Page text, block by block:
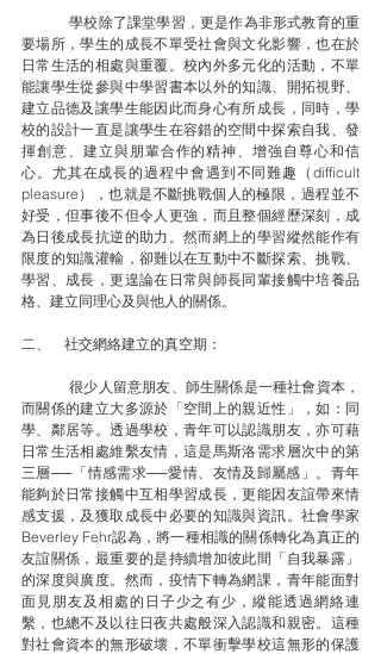
	學校除了課堂學習，更是作為非形式教育的重
要場所，學生的成長不單受社會與文化影響，也在於
日常生活的相處與重覆。校內外多元化的活動，不單
能讓學生從參與中學習書本以外的知識、開拓視野、
建立品德及讓學生能因此而身心有所成長，同時，學
校的設計一直是讓學生在容錯的空間中探索自我、發
揮創意、建立與朋輩合作的精神、增強自尊心和信
心。尤其在成長的過程中會遇到不同難趣（difficult
pleasure），也就是不斷挑戰個人的極限，過程並不
好受，但事後不但令人更強，而且整個經歷深刻，成
為日後成長抗逆的助力。然而網上的學習縱然能作有
限度的知識灌輸，卻難以在互動中不斷探索、挑戰、
學習、成長，更遑論在日常與師長同輩接觸中培養品
格、建立同理心及與他人的關係。
二、    社交網絡建立的真空期：
	很少人留意朋友、師生關係是一種社會資本，
而關係的建立大多源於「空間上的親近性」，如：同
學、鄰居等。透過學校，青年可以認識朋友，亦可藉
日常生活相處維繫友情，這是馬斯洛需求層次中的第
三層──「情感需求──愛情、友情及歸屬感」。青年
能夠於日常接觸中互相學習成長，更能因友誼帶來情
感支援，及獲取成長中必要的知識與資訊。社會學家
Beverley Fehr認為，將一種相識的關係轉化為真正的
友誼關係，最重要的是持續增加彼此間「自我暴露」
的深度與廣度。然而，疫情下轉為網課，青年能面對
面見朋友及相處的日子少之有少，縱能透過網絡連
繫，也總不及以往日夜共處般深入認識和親密。這種
對社會資本的無形破壞，不單衝擊學校這無形的保護